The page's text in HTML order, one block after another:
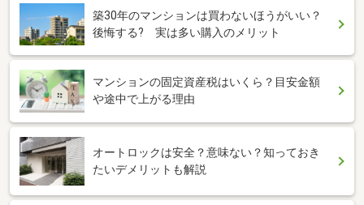
築30年のマンションは買わないほうがいい？
後悔する? 実は多い購入のメリット
マンションの固定資産税はいくら？目安金額
や途中で上がる理由
オートロックは安全？意味ない？知っておき
たいデメリットも解説